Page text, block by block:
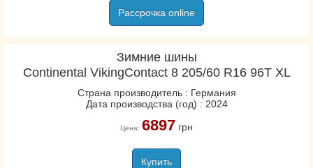
Conti4x4Contact
ContiCrossContact LX2
ContiCrossContact UHP
ContiEcoContact 3
ContiEcoContact 5
ContiEcoContact EP
ContiPremiumContact 2
Рассрочка online
Зимние шины
Continental VikingContact 8 205/60 R16 96T XL
Страна производитель : Германия
Дата производства (год) : 2024
Цена: 6897грн
Купить